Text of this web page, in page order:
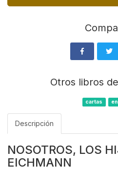
Otros libros
cartas
Descripción
NOSOTROS, LOS
EICHMANN